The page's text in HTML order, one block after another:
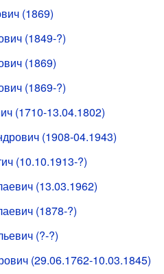
(1869)
(1849-?)
(1869)
(1869-?)
(1710-13.04.1802)
(1908-04.1943)
(10.10.1913-?)
(13.03.1962)
(1878-?)
(?-?)
(29.06.1762-10.03.1845)